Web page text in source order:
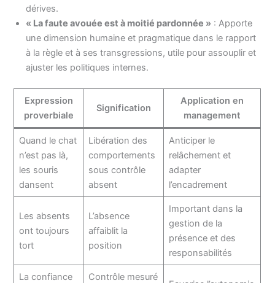
dérives.
« La faute avouée est à moitié pardonnée » : Apporte
une dimension humaine et pragmatique dans le rapport
à la règle et à ses transgressions, utile pour assouplir et
ajuster les politiques internes.
Expression
proverbiale
Signification
Application en
management
Quand le chat
n’est pas là,
les souris
dansent
Libération des
comportements
sous contrôle
absent
Anticiper le
relâchement et
adapter
l’encadrement
Les absents
ont toujours
tort
L’absence
affaiblit la
position
Important dans la
gestion de la
présence et des
responsabilités
La confiance Contrôle mesuré